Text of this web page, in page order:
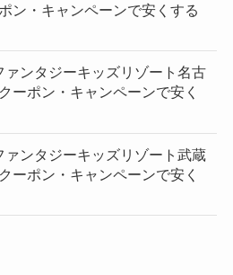
ン・キャンペーンで安くする
ァンタジーキッズリゾート名古
ーポン・キャンペーンで安く
ァンタジーキッズリゾート武蔵
ーポン・キャンペーンで安く